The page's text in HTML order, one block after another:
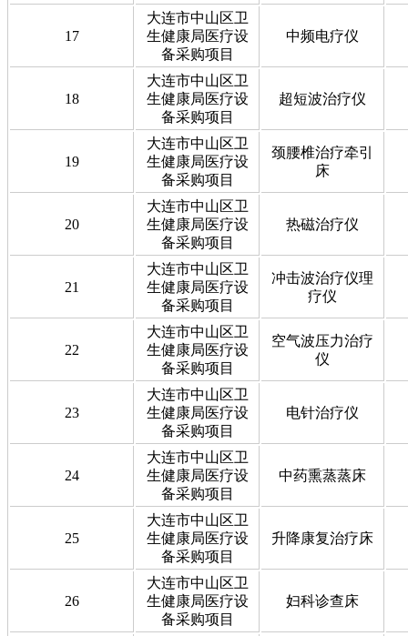
17
大连市中山区卫
生健康局医疗设
备采购项目
中频电疗仪
18
大连市中山区卫
生健康局医疗设
备采购项目
超短波治疗仪
19
大连市中山区卫
生健康局医疗设
备采购项目
颈腰椎治疗牵引
床
20
大连市中山区卫
生健康局医疗设
备采购项目
热磁治疗仪
21
大连市中山区卫
生健康局医疗设
备采购项目
冲击波治疗仪理
疗仪
22
大连市中山区卫
生健康局医疗设
备采购项目
空气波压力治疗
仪
23
大连市中山区卫
生健康局医疗设
备采购项目
电针治疗仪
24
大连市中山区卫
生健康局医疗设
备采购项目
中药熏蒸蒸床
25
大连市中山区卫
生健康局医疗设
备采购项目
升降康复治疗床
26
大连市中山区卫
生健康局医疗设
备采购项目
妇科诊查床